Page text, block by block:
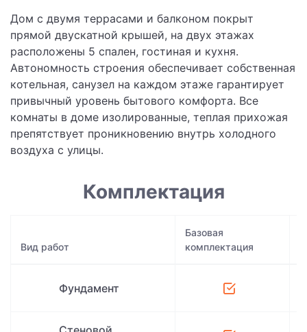
Дом с двумя террасами и балконом покрыт
прямой двускатной крышей, на двух этажах
расположены 5 спален, гостиная и кухня.
Автономность строения обеспечивает собственная
котельная, санузел на каждом этаже гарантирует
привычный уровень бытового комфорта. Все
комнаты в доме изолированные, теплая прихожая
препятствует проникновению внутрь холодного
воздуха с улицы.
Комплектация
Вид работ
Базовая
комплектация
Фундамент